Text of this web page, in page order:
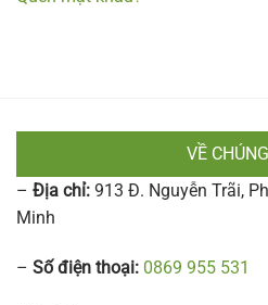
VỀ
– Địa chỉ: 913 Đ. Nguyễn Trãi,
Minh
– Số điện thoại: 0869 955 531